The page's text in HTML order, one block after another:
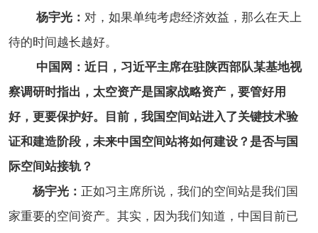
杨宇光： 对，如果单纯考虑经济效益，那么在天上
待的时间越长越好。
中国网： 近日，习近平主席在驻陕西部队某基地视
察调研时指出，太空资产是国家战略资产，要管好用
好，更要保护好。目前，我国空间站进入了关键技术验
证和建造阶段，未来中国空间站将如何建设？是否与国
际空间站接轨？
杨宇光： 正如习主席所说，我们的空间站是我们国
家重要的空间资产。其实，因为我们知道，中国目前已